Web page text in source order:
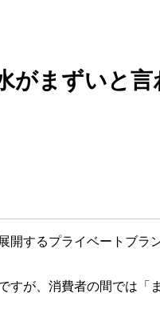
がまずいと
開するプライベートブラ
すが、消費者の間では「